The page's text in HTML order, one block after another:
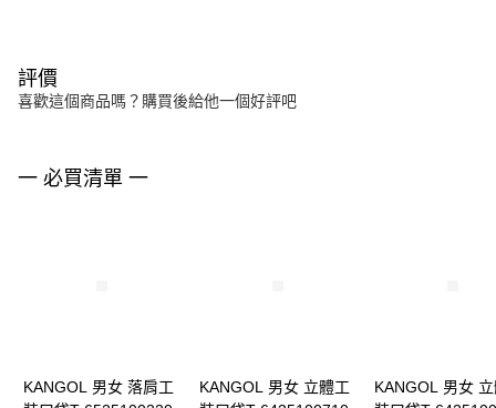
評價
喜歡這個商品嗎？購買後給他一個好評吧
一 必買清單 一
KANGOL 男女 落肩工
KANGOL 男女 立體工
KANGOL 男女